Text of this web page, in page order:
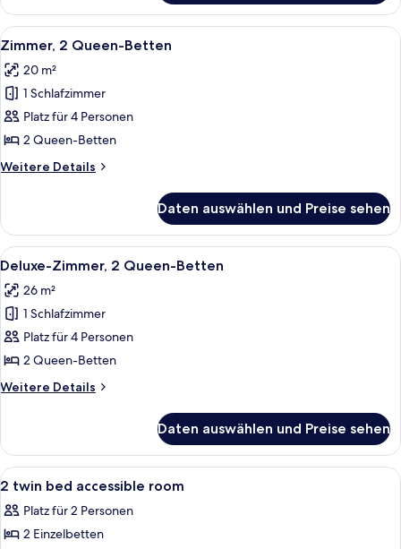
1
Queen-
Bett
Alle
Fotos
für
Zimmer,
2 Queen-
Betten
anzeigen
Zwei Flaschen Crabtree
6
Zimmer, 2 Queen-Betten
20 m²
1 Schlafzimmer
Platz für 4 Personen
2 Queen-Betten
Weitere Details
Weitere
2 Queen-
Betten
Daten auswählen und Preise sehen
Alle
Fotos
für
Deluxe-
Zimmer,
2 Queen-
Betten
anzeigen
Ein Hotelzimmer mit zwei Betten,
5
Deluxe-Zimmer, 2 Queen-Betten
26 m²
1 Schlafzimmer
Platz für 4 Personen
2 Queen-Betten
Weitere Details
Weitere
Zimmer,
2 Queen-
Betten
Daten auswählen und Preise sehen
Alle
Fotos
für
2
Ein Hotelzimmer mit zwei Betten,
11
2 twin bed accessible room
Platz für 2 Personen
2 Einzelbetten